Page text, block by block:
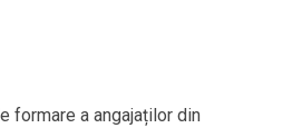
formare a angajaților din